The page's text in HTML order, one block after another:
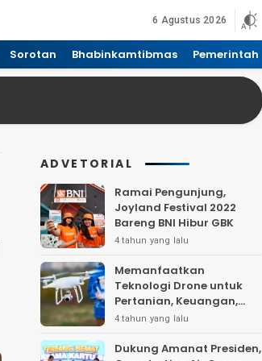
6 Agustus 2026
Sorotan Bhabinkamtibmas Pemerintah
ADVETORIAL
Ramai Pengunjung,
Joyland Festival 2022
Bareng BNI Hibur GBK
4 tahun yang lalu
Memanfaatkan
Teknologi Drone untuk
Pertanian, Keuangan,
Pertambangan, Real
Telekomunikasi.
4 tahun yang lalu
Dukung Amanat Presiden,